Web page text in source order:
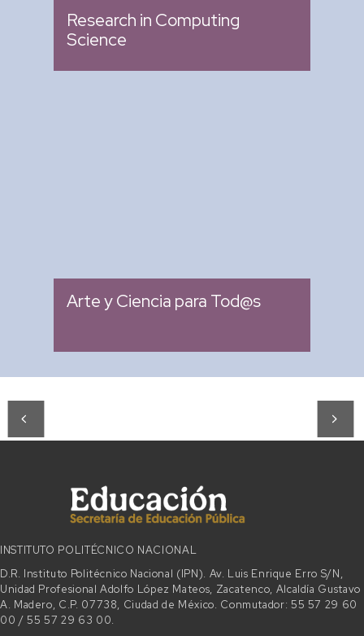
Research in Computing
Science
Arte y Ciencia para Tod@s
INSTITUTO POLITÉCNICO NACIONAL
D.R. Instituto Politécnico Nacional (IPN). Av. Luis Enrique Erro S/N,
Unidad Profesional Adolfo López Mateos, Zacatenco, Alcaldía Gustavo
A. Madero, C.P. 07738, Ciudad de México. Conmutador: 55 57 29 60
00 / 55 57 29 63 00.